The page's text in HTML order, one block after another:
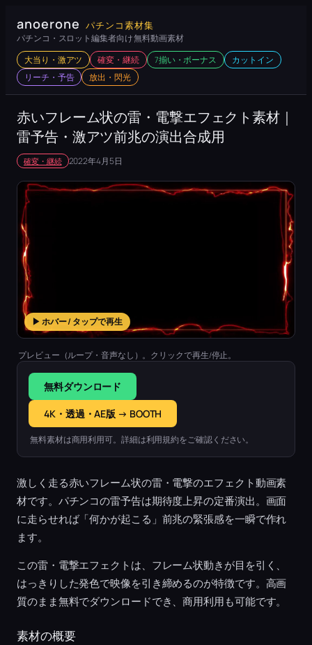
容
ス
キ
プ
anoerone パチンコ素材集
パチンコ・スロット編集者向け 無料動画素材
大当り・激アツ 確変・継続 7揃い・ボーナス
カットイン
リーチ・予告
放出・閃光
赤いフレーム状の雷・電撃エフェクト素材｜
雷予告・激アツ前兆の演出合成用
確変・継続 2022年4月5日
▶ ホバー / タップで再生
プレビュー（ループ・音声なし）。クリックで再生/停止。
無料ダウンロード
4K・透過・AE版 → BOOTH
無料素材は商用利用可。詳細は利用規約をご確認ください。
激しく走る赤いフレーム状の雷・電撃のエフェクト動画素
材です。パチンコの雷予告は期待度上昇の定番演出。画面
に走らせれば「何かが起こる」前兆の緊張感を一瞬で作れ
ます。
この雷・電撃エフェクトは、フレーム状動きが目を引く、
はっきりした発色で映像を引き締めるのが特徴です。高画
質のまま無料でダウンロードでき、商用利用も可能です。
素材の概要